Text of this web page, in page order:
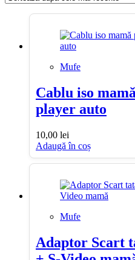
Mufe
Cablu iso
player auto
10,00 lei
Adaugă în coș
Mufe
Adaptor Scart